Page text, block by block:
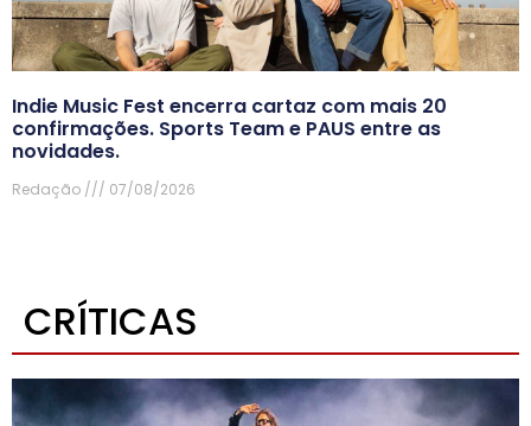
Indie Music Fest encerra cartaz com mais 20
confirmações. Sports Team e PAUS entre as
novidades.
Redação 07/08/2026
CRÍTICAS